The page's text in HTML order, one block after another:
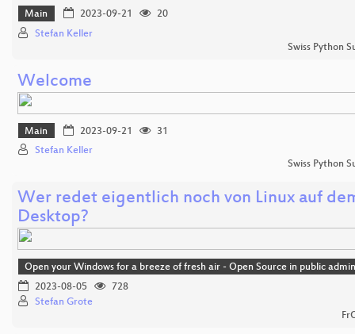
Main 2023-09-21
20
Stefan Keller
Swiss Python
Welcome
Main 2023-09-21
31
Stefan Keller
Swiss Python
Wer redet eigentlich noch von Linux auf
Desktop?
Open your Windows for a breeze of fresh air - Open Source in public
2023-08-05
728
Stefan Grote